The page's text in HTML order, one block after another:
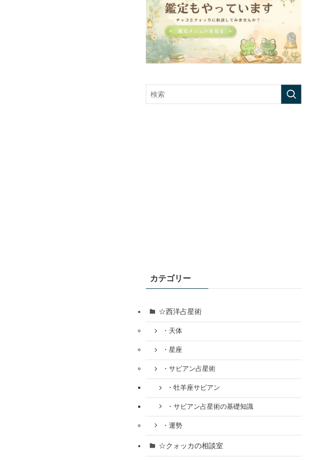
カテゴリー
☆西洋占星術
・天体
・星座
・サビアン占星術
・牡羊座サビアン
・サビアン占星術の基礎知識
・運勢
☆クォッカの相談室